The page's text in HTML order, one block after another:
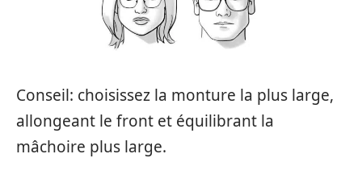
Conseil: choisissez la monture la plus large,
allongeant le front et équilibrant la
mâchoire plus large.